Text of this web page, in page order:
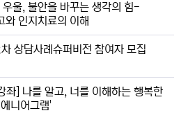
우울, 불안을 바꾸는 생각의 힘-
와 인지치료의 이해
상담사례슈퍼비전 참여자 모집
좌] 나를 알고, 너를 이해하는 행복한
니어그램'